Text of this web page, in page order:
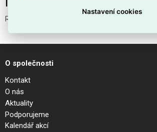
ROSONE LINEARE ALL IN 4 LUCI CROMO
O společnosti
Kontakt
O nás
Aktuality
Podporujeme
Kalendář akcí
Nastavení cookies